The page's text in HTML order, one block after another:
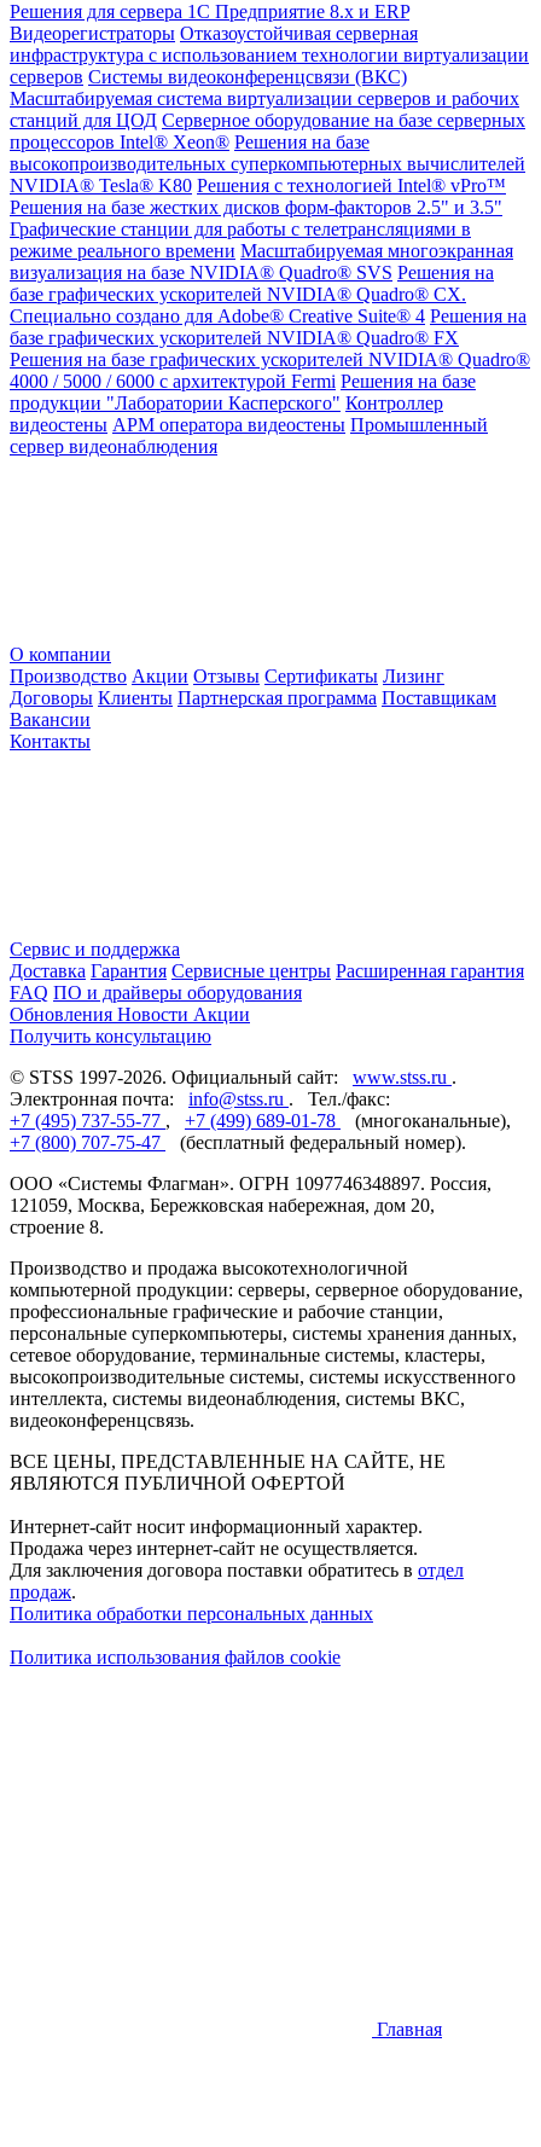
Решения для сервера 1С Предприятие 8.x и ERP
Видеорегистраторы Отказоустойчивая серверная
инфраструктура с использованием технологии виртуализации
серверов Системы видеоконференцсвязи (ВКС)
Масштабируемая система виртуализации серверов и рабочих
станций для ЦОД Серверное оборудование на базе серверных
процессоров Intel® Xeon® Решения на базе
высокопроизводительных суперкомпьютерных вычислителей
NVIDIA® Tesla® K80 Решения с технологией Intel® vPro™
Решения на базе жестких дисков форм-факторов 2.5" и 3.5"
Графические станции для работы с телетрансляциями в
режиме реального времени Масштабируемая многоэкранная
визуализация на базе NVIDIA® Quadro® SVS Решения на
базе графических ускорителей NVIDIA® Quadro® CX.
Специально создано для Adobe® Creative Suite® 4 Решения на
базе графических ускорителей NVIDIA® Quadro® FX
Решения на базе графических ускорителей NVIDIA® Quadro®
4000 / 5000 / 6000 с архитектурой Fermi Решения на базе
продукции "Лаборатории Касперского" Контроллер
видеостены АРМ оператора видеостены Промышленный
сервер видеонаблюдения
О компании
Производство Акции Отзывы Сертификаты Лизинг
Договоры Клиенты Партнерская программа Поставщикам
Вакансии
Контакты
Сервис и поддержка
Доставка Гарантия Сервисные центры Расширенная гарантия
FAQ ПО и драйверы оборудования
Обновления Новости Акции
Получить консультацию
© STSS 1997-2026. Официальный сайт: www.stss.ru .
Электронная почта: info@stss.ru . Тел./факс:
+7 (495) 737-55-77 , +7 (499) 689-01-78
(многоканальные),
+7 (800) 707-75-47
(бесплатный федеральный номер).
ООО «Системы Флагман». ОГРН 1097746348897. Россия,
121059, Москва, Бережковская набережная, дом 20,
строение 8.
Производство и продажа высокотехнологичной
компьютерной продукции: серверы, серверное оборудование,
профессиональные графические и рабочие станции,
персональные суперкомпьютеры, системы хранения данных,
сетевое оборудование, терминальные системы, кластеры,
высокопроизводительные системы, системы искусственного
интеллекта, системы видеонаблюдения, системы ВКС,
видеоконференцсвязь.
ВСЕ ЦЕНЫ, ПРЕДСТАВЛЕННЫЕ НА САЙТЕ, НЕ
ЯВЛЯЮТСЯ ПУБЛИЧНОЙ ОФЕРТОЙ
Интернет-сайт носит информационный характер.
Продажа через интернет-сайт не осуществляется.
Для заключения договора поставки обратитесь в отдел
продаж.
Политика обработки персональных данных
Политика использования файлов cookie
Главная